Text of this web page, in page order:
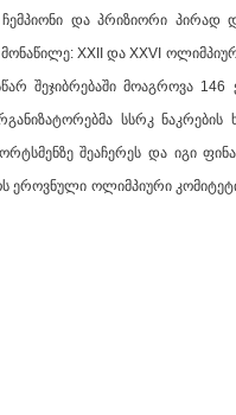
და პრიზიორი პირად
XXII და XXVI
შეჯიბრებაში მოაგროვა
სსრკ
შეაჩერეს და იგი
ეროვნული ოლიმპიური